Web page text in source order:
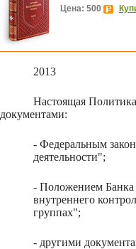
Цена: 500
2013
Настоящая
документами:
- Федеральным
деятельности";
- Положением Банка
внутреннего
группах";
- другими